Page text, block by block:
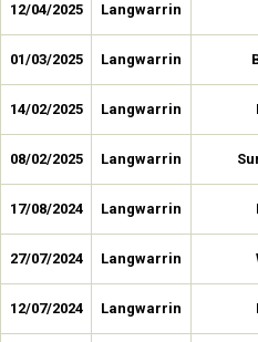
12/04/2025 Langwarrin
01/03/2025 Langwarrin
14/02/2025 Langwarrin
08/02/2025 Langwarrin
17/08/2024 Langwarrin
27/07/2024 Langwarrin
12/07/2024 Langwarrin